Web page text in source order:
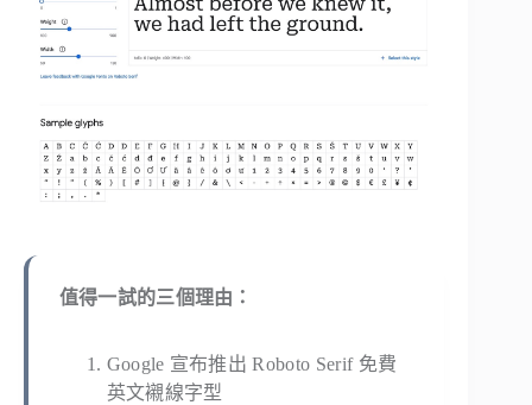
值得一試的三個理由：
Google 宣布推出 Roboto Serif 免費
英文襯線字型